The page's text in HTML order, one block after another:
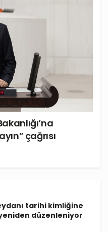
çağrısı
tarihi kimliğine
düzenleniyor